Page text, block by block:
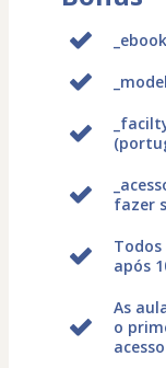
_ebook
fazer
após
As
o